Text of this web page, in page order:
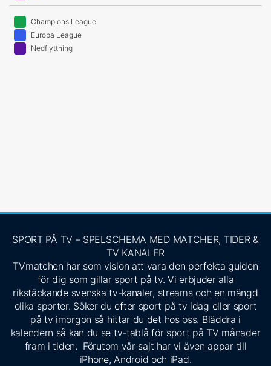
Champions League
Europa League
Nedflyttning
SPORT PÅ TV – SPELSCHEMA MED MATCHER, TIDER &
TV KANALER
TVmatchen har som vision att vara den perfekta guiden
för dig som gillar sport på tv. Vi erbjuder alla
rikstäckande svenska tv-kanaler, streams och en mängd
olika sporter. Söker du efter sport på tv idag eller sport
på tv imorgon så hittar du det hos oss. Bläddra i
kalendern så kan du se tv-tablå för sport på TV månader
fram i tiden. Förutom vår sajt har vi även appar till
iPhone, Android och iPad.